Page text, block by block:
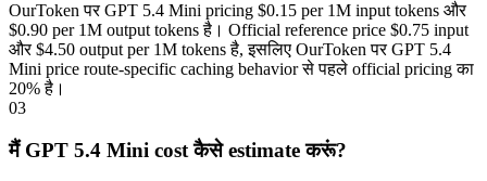
OurToken पर GPT 5.4 Mini pricing $0.15 per 1M input tokens और
$0.90 per 1M output tokens है। Official reference price $0.75 input
और $4.50 output per 1M tokens है, इसलिए OurToken पर GPT 5.4
Mini price route-specific caching behavior से पहले official pricing का
20% है।
03
मैं GPT 5.4 Mini cost कैसे estimate करूं?